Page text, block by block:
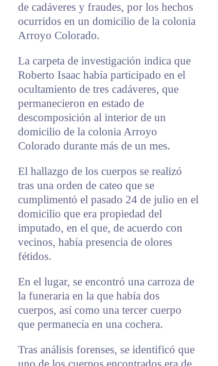
de cadáveres y fraudes, por los hechos
ocurridos en un domicilio de la colonia
Arroyo Colorado.
La carpeta de investigación indica que
Roberto Isaac había participado en el
ocultamiento de tres cadáveres, que
permanecieron en estado de
descomposición al interior de un
domicilio de la colonia Arroyo
Colorado durante más de un mes.
El hallazgo de los cuerpos se realizó
tras una orden de cateo que se
cumplimentó el pasado 24 de julio en el
domicilio que era propiedad del
imputado, en el que, de acuerdo con
vecinos, había presencia de olores
fétidos.
En el lugar, se encontró una carroza de
la funeraria en la que había dos
cuerpos, así como una tercer cuerpo
que permanecía en una cochera.
Tras análisis forenses, se identificó que